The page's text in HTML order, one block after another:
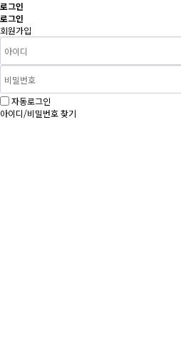
로그인
로그인
회원가입
자동로그인
아이디/비밀번호 찾기